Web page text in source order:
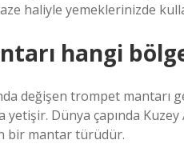
haliyle yemeklerinizde
hangi
değişen trompet mantarı
Dünya çapında
bir mantar türüdür.